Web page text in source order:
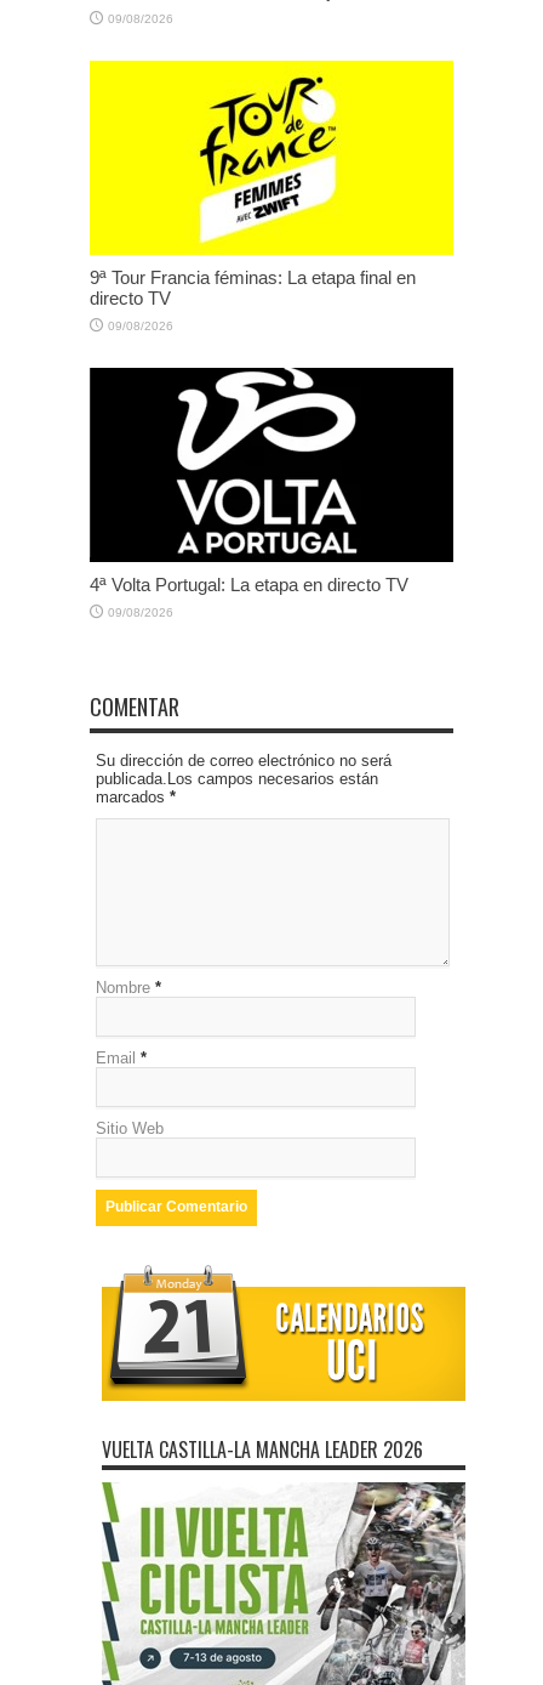
09/08/2026
9ª Tour Francia féminas: La etapa final en
directo TV
09/08/2026
4ª Volta Portugal: La etapa en directo TV
09/08/2026
COMENTAR
Su dirección de correo electrónico no será
publicada.Los campos necesarios están
marcados *
Nombre *
Email *
Sitio Web
VUELTA CASTILLA-LA MANCHA LEADER 2026